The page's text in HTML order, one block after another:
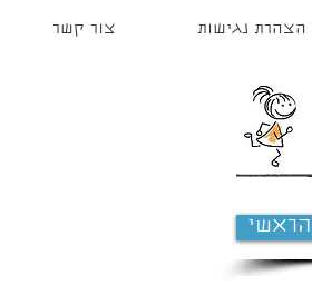
צור קשר הצהרת נגישות
הראשי